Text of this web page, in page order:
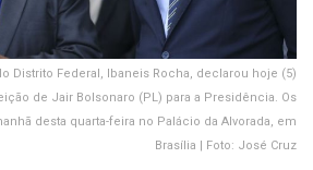
Distrito Federal, Ibaneis Rocha, declarou hoje (5)
de Jair Bolsonaro (PL) para a Presidência. Os
desta quarta-feira no Palácio da Alvorada, em
Brasília | Foto: José Cruz